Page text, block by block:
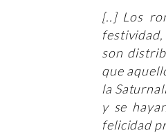
[..] Los
son
que
la
y se
felicidad